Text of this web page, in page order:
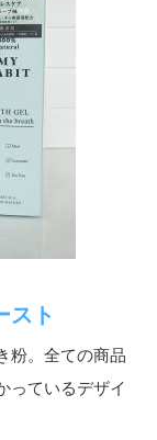
スト
粉。全ての商品
っているデザイ